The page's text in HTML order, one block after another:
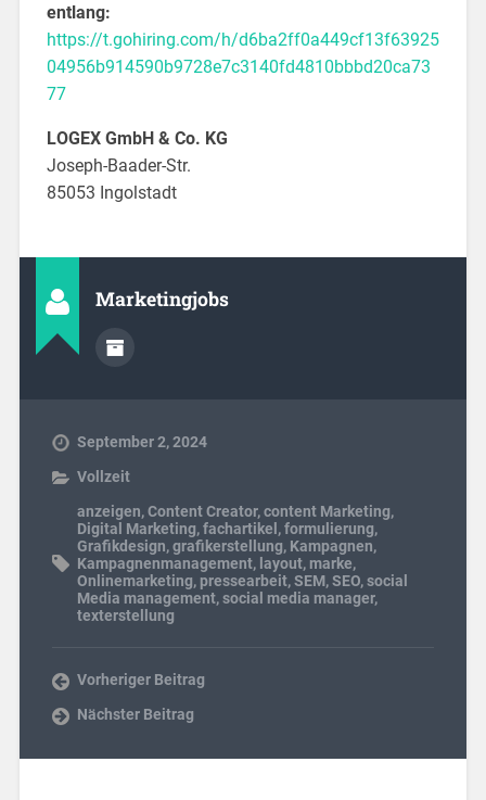
entlang:
https://t.gohiring.com/h/d6ba2ff0a449cf13f63925
04956b914590b9728e7c3140fd4810bbbd20ca73
77
LOGEX GmbH & Co. KG
Joseph-Baader-Str.
85053 Ingolstadt
Marketingjobs
September 2, 2024
Vollzeit
anzeigen,Content Creator,content Marketing,
Digital Marketing,fachartikel ,formulierung,
Grafikdesign,grafikerstellung, Kampagnen,
Kampagnenmanagement, layout, marke,
Onlinemarketing, pressearbeit,SEM,SEO,social
Media management,social media manager,
texterstellung
Vorheriger Beitrag
Nächster Beitrag